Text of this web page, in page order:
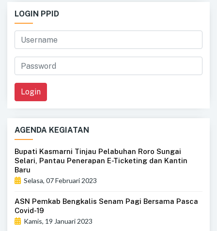
LOGIN PPID
Login
AGENDA KEGIATAN
Bupati Kasmarni Tinjau Pelabuhan Roro Sungai
Selari, Pantau Penerapan E-Ticketing dan Kantin
Baru
Selasa, 07 Februari 2023
ASN Pemkab Bengkalis Senam Pagi Bersama Pasca
Covid-19
Kamis, 19 Januari 2023